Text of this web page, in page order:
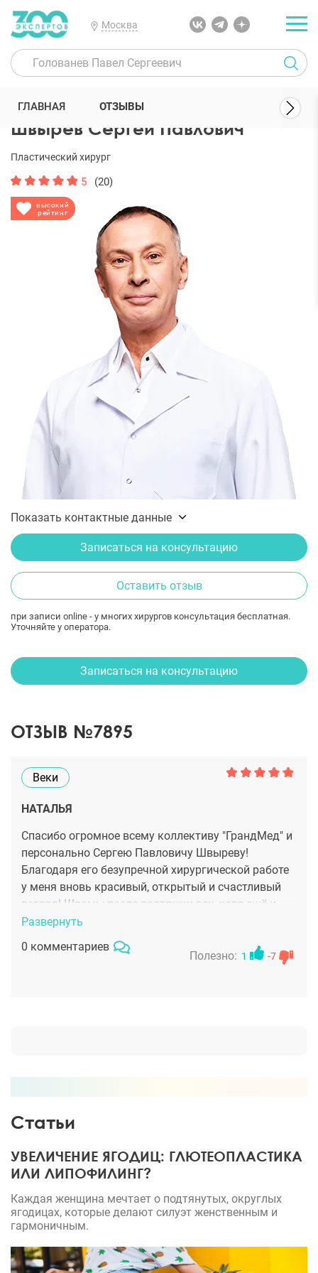
Москва
300 Экспертов Пластические хирурги Швырев Сергей Павлович
Швырев Сергей Павлович
высокий
рейтинг
Пластический хирург
5 (20)
Показать контактные данные
Записаться на консультацию
Оставить отзыв
при записи online - у многих хирургов консультация бесплатная.
Уточняйте у оператора.
ГЛАВНАЯ ОТЗЫВЫ
Записаться на консультацию
ОТЗЫВ №7895
Веки
НАТАЛЬЯ
Спасибо огромное всему коллективу "ГрандМед" и
персонально Сергею Павловичу Швыреву!
Благодаря его безупречной хирургической работе
у меня вновь красивый, открытый и счастливый
взгляд! Шрамы после подтяжки век, хотя ещё и
красноваты, но очень ровные и под макияжем
совершенно не заметны! О клинике ничего плохого
сказать не могу: хорошая одноместная палата,
Развернуть
0 комментариев
Полезно: 1 -7
Статьи
УВЕЛИЧЕНИЕ ЯГОДИЦ: ГЛЮТЕОПЛАСТИКА
ИЛИ ЛИПОФИЛИНГ?
Каждая женщина мечтает о подтянутых, округлых
ягодицах, которые делают силуэт женственным и
гармоничным.